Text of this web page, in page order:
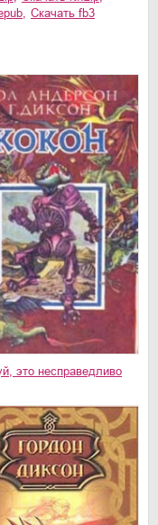
Скачать fb3
это несправедливо